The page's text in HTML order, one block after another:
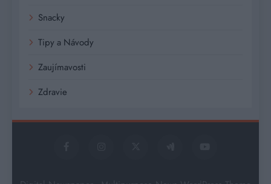
Snacky
Tipy a Návody
Zaujímavosti
Zdravie